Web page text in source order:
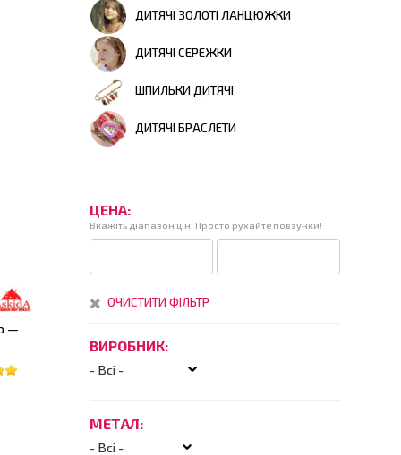
—
ДИТЯЧІ ЗОЛОТІ ЛАНЦЮЖКИ
ДИТЯЧІ СЕРЕЖКИ
ШПИЛЬКИ ДИТЯЧІ
ДИТЯЧІ БРАСЛЕТИ
ЦЕНА:
Вкажіть діапазон цін. Просто рухайте повзунки!
ОЧИСТИТИ ФІЛЬТР
ВИРОБНИК:
МЕТАЛ: